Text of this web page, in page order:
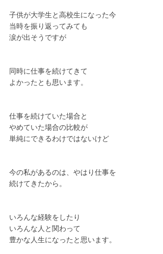
子供が大学生と高校生になった今
当時を振り返ってみても
涙が出そうですが
同時に仕事を続けてきて
よかったとも思います。
仕事を続けていた場合と
やめていた場合の比較が
単純にできるわけではないけど
今の私があるのは、やはり仕事を
続けてきたから。
いろんな経験をしたり
いろんな人と関わって
豊かな人生になったと思います。